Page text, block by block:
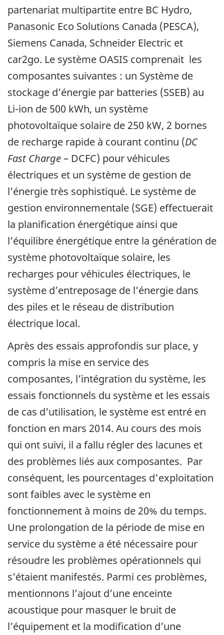
partenariat multipartite entre BC Hydro,
Panasonic Eco Solutions Canada (PESCA),
Siemens Canada, Schneider Electric et
car2go. Le système OASIS comprenait les
composantes suivantes : un Système de
stockage d’énergie par batteries (SSEB) au
Li-ion de 500 kWh, un système
photovoltaïque solaire de 250 kW, 2 bornes
de recharge rapide à courant continu (DC
Fast Charge– DCFC) pour véhicules
électriques et un système de gestion de
l’énergie très sophistiqué. Le système de
gestion environnementale (SGE) effectuerait
la planification énergétique ainsi que
l’équilibre énergétique entre la génération de
système photovoltaïque solaire, les
recharges pour véhicules électriques, le
système d’entreposage de l’énergie dans
des piles et le réseau de distribution
électrique local.
Après des essais approfondis sur place, y
compris la mise en service des
composantes, l’intégration du système, les
essais fonctionnels du système et les essais
de cas d’utilisation, le système est entré en
fonction en mars 2014. Au cours des mois
qui ont suivi, il a fallu régler des lacunes et
des problèmes liés aux composantes. Par
conséquent, les pourcentages d'exploitation
sont faibles avec le système en
fonctionnement à moins de 20% du temps.
Une prolongation de la période de mise en
service du système a été nécessaire pour
résoudre les problèmes opérationnels qui
s’étaient manifestés. Parmi ces problèmes,
mentionnons l’ajout d’une enceinte
acoustique pour masquer le bruit de
l’équipement et la modification d’une